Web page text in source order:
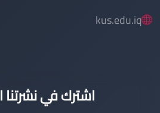
kus.edu.iq
اشترك في نشرتنا